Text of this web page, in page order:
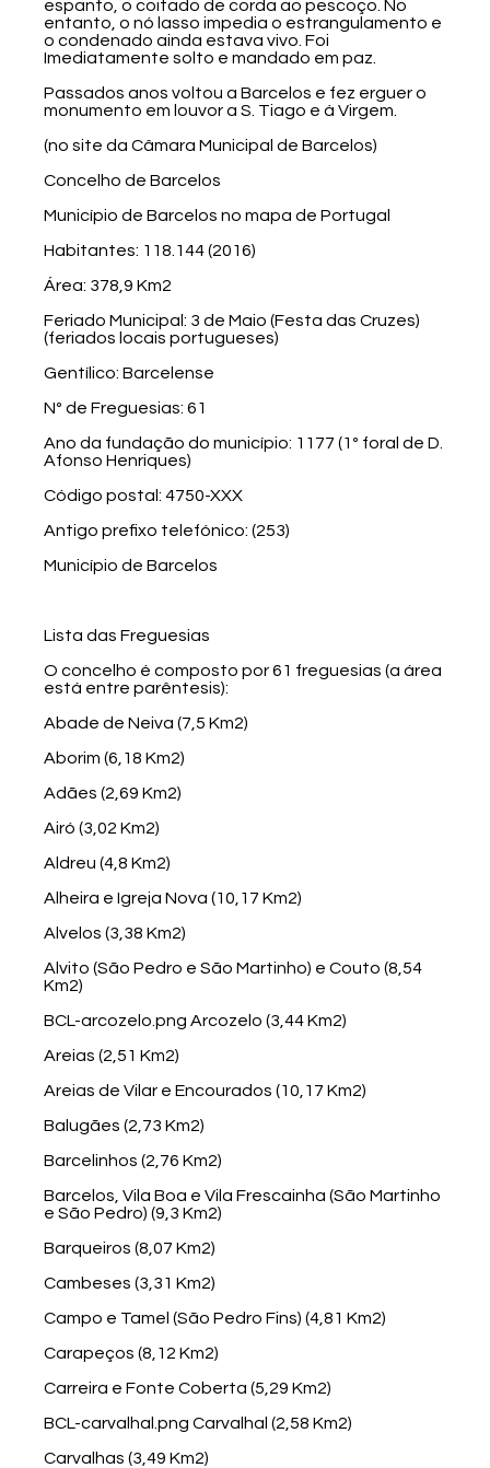
espanto, o coitado de corda ao pescoço. No
entanto, o nó lasso impedia o estrangulamento e
o condenado ainda estava vivo. Foi
Imediatamente solto e mandado em paz.
Passados anos voltou a Barcelos e fez erguer o
monumento em louvor a S. Tiago e à Virgem.
(no site da Câmara Municipal de Barcelos)
Concelho de Barcelos
Município de Barcelos no mapa de Portugal
Habitantes: 118.144 (2016)
Área: 378,9 Km2
Feriado Municipal: 3 de Maio (Festa das Cruzes)
(feriados locais portugueses)
Gentílico: Barcelense
Nº de Freguesias: 61
Ano da fundação do município: 1177 (1º foral de D.
Afonso Henriques)
Código postal: 4750-XXX
Antigo prefixo telefónico: (253)
Município de Barcelos
Lista das Freguesias
O concelho é composto por 61 freguesias (a área
está entre parêntesis):
Abade de Neiva (7,5 Km2)
Aborim (6,18 Km2)
Adães (2,69 Km2)
Airó (3,02 Km2)
Aldreu (4,8 Km2)
Alheira e Igreja Nova (10,17 Km2)
Alvelos (3,38 Km2)
Alvito (São Pedro e São Martinho) e Couto (8,54
Km2)
BCL-arcozelo.png Arcozelo (3,44 Km2)
Areias (2,51 Km2)
Areias de Vilar e Encourados (10,17 Km2)
Balugães (2,73 Km2)
Barcelinhos (2,76 Km2)
Barcelos, Vila Boa e Vila Frescainha (São Martinho
e São Pedro) (9,3 Km2)
Barqueiros (8,07 Km2)
Cambeses (3,31 Km2)
Campo e Tamel (São Pedro Fins) (4,81 Km2)
Carapeços (8,12 Km2)
Carreira e Fonte Coberta (5,29 Km2)
BCL-carvalhal.png Carvalhal (2,58 Km2)
Carvalhas (3,49 Km2)